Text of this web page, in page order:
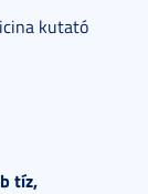
kutató
tíz,